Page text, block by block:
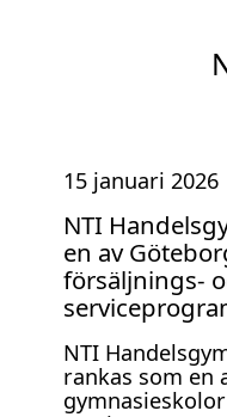
15 januari 2026
NTI
en av
försäljnings-
NTI
rankas som en